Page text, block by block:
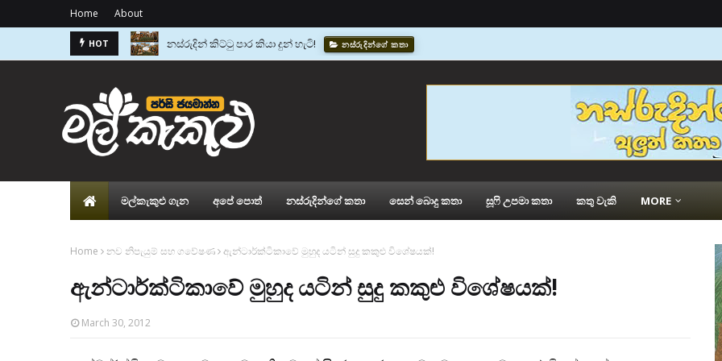
Home About
HOT වසර 2600කට පෙර සිටි පෙරළිකාරයා - ඇනෙක්සිමැන්ඩර්
මල්කැකුළු ගැන අපේ පොත් නස්රුදින්ගේ කතා සෙන් බොදු කතා සූෆි උපමා කතා කතු වැකි MORE
Home නව නිපැයුම් සහ ගවේෂණ ඇන්ටාර්ක්ටිකාවේ මුහුද යටින් සුදු කකුළු විශේෂයක්!
ඇන්ටාර්ක්ටිකාවේ මුහුද යටින් සුදු කකුළු විශේෂයක්!
March 30, 2012